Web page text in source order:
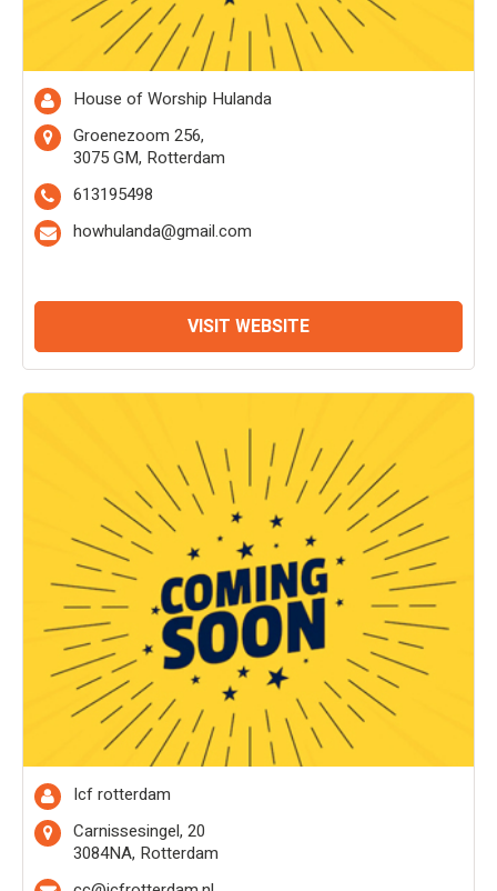
House of Worship Hulanda
Groenezoom 256,
3075 GM, Rotterdam
613195498
howhulanda@gmail.com
VISIT WEBSITE
Icf rotterdam
Carnissesingel, 20
3084NA, Rotterdam